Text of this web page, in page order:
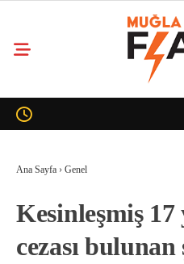
Ana Sayfa › Genel
Kesinleşmiş 17
cezası bulunan